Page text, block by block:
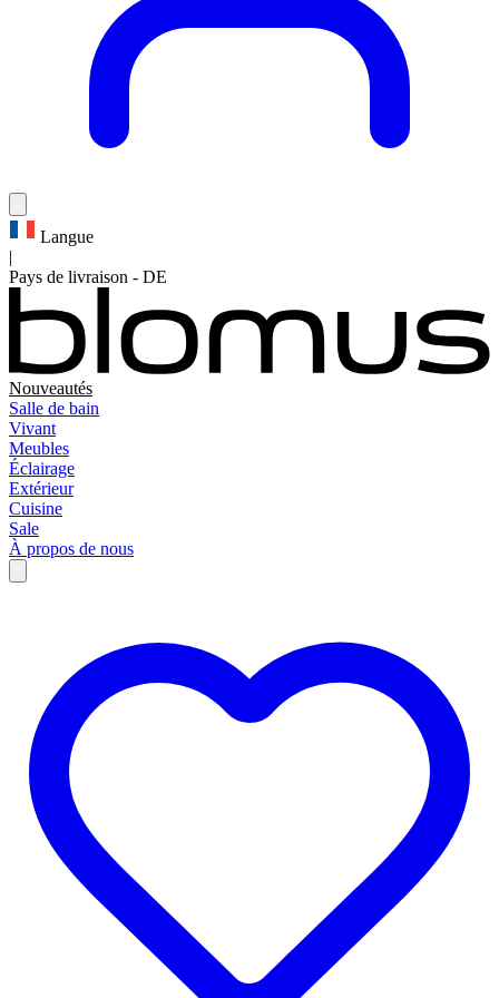
Langue
|
Pays de livraison - DE
Nouveautés
Salle de bain
Vivant
Meubles
Éclairage
Extérieur
Cuisine
Sale
À propos de nous